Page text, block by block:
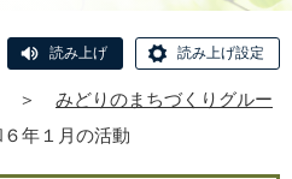
読み上げ 読み上げ設定
＞
みどりのまちづくりグルー
年１月の活動